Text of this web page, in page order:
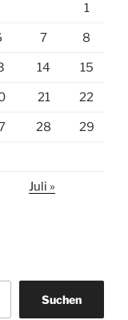
1
7 8
14 15
21 22
28 29
Juli »
Suchen